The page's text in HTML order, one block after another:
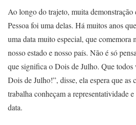
Ao longo do trajeto, muita
Pessoa foi uma delas. Há muitos anos
uma data muito especial, que comemora
nosso estado e nosso país. Não é só
que significa o Dois de Julho. Que todos
Dois de Julho!”, disse, ela espera que as
trabalha conheçam a representatividade
data.